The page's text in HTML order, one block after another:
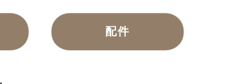
配件